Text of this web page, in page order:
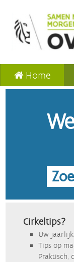
Home
Cirkeltips?
Uw
Tips op
Praktisch,